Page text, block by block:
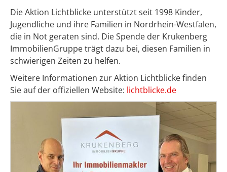
Die Aktion Lichtblicke unterstützt seit 1998 Kinder,
Jugendliche und ihre Familien in Nordrhein-Westfalen,
die in Not geraten sind. Die Spende der Krukenberg
ImmobilienGruppe trägt dazu bei, diesen Familien in
schwierigen Zeiten zu helfen.
Weitere Informationen zur Aktion Lichtblicke finden
Sie auf der offiziellen Website: lichtblicke.de